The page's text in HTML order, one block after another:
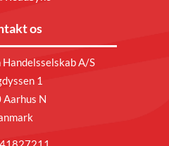
os
A/S
1
N